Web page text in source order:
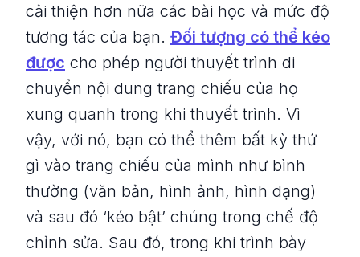
cải thiện hơn nữa các bài học và mức độ
tương tác của bạn. Đối tượng có thể kéo
được cho phép người thuyết trình di
chuyển nội dung trang chiếu của họ
xung quanh trong khi thuyết trình. Vì
vậy, với nó, bạn có thể thêm bất kỳ thứ
gì vào trang chiếu của mình như bình
thường (văn bản, hình ảnh, hình dạng)
và sau đó ‘kéo bật’ chúng trong chế độ
chỉnh sửa. Sau đó, trong khi trình bày